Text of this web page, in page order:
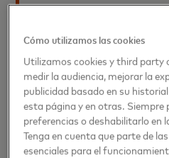
el Caribe.
“CARE está muy agradecida
como beneficiaria de este
para la Igualdad de Género.
permitirán a las
Cómo utilizamos las cookies
Utilizamos cookies y third party
medir la audiencia, mejorar la
publicidad basado en su
esta página y en otras. Siempre
preferencias o deshabilitarlo en
Tenga en cuenta que parte de
esenciales para el